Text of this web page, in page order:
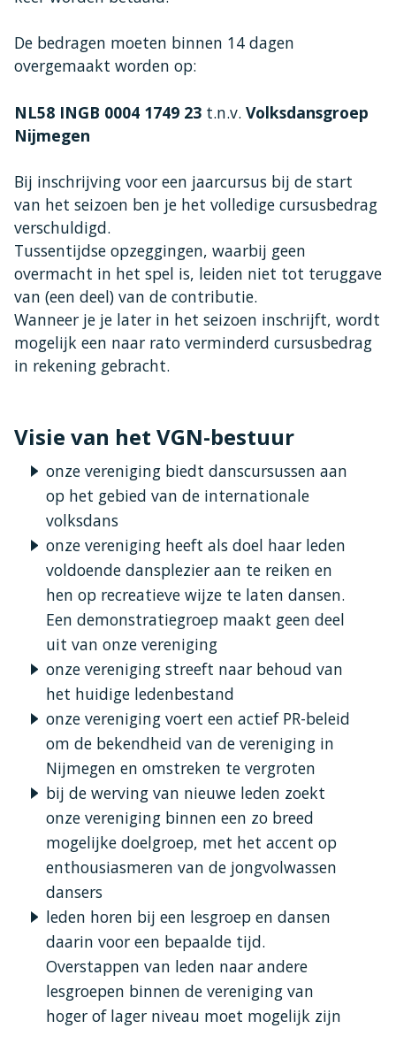
De bedragen moeten binnen 14 dagen
overgemaakt worden op:
NL58 INGB 0004 1749 23 t.n.v. Volksdansgroep
Nijmegen
Bij inschrijving voor een jaarcursus bij de start
van het seizoen ben je het volledige cursusbedrag
verschuldigd.
Tussentijdse opzeggingen, waarbij geen
overmacht in het spel is, leiden niet tot teruggave
van (een deel) van de contributie.
Wanneer je je later in het seizoen inschrijft, wordt
mogelijk een naar rato verminderd cursusbedrag
in rekening gebracht.
Visie van het VGN-bestuur
onze vereniging biedt danscursussen aan
op het gebied van de internationale
volksdans
onze vereniging heeft als doel haar leden
voldoende dansplezier aan te reiken en
hen op recreatieve wijze te laten dansen.
Een demonstratiegroep maakt geen deel
uit van onze vereniging
onze vereniging streeft naar behoud van
het huidige ledenbestand
onze vereniging voert een actief PR-beleid
om de bekendheid van de vereniging in
Nijmegen en omstreken te vergroten
bij de werving van nieuwe leden zoekt
onze vereniging binnen een zo breed
mogelijke doelgroep, met het accent op
enthousiasmeren van de jongvolwassen
dansers
leden horen bij een lesgroep en dansen
daarin voor een bepaalde tijd.
Overstappen van leden naar andere
lesgroepen binnen de vereniging van
hoger of lager niveau moet mogelijk zijn